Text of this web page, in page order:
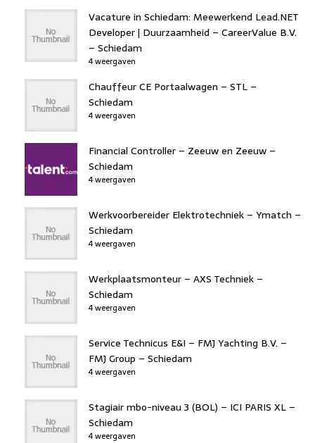
Vacature in Schiedam: Meewerkend Lead.NET
Developer | Duurzaamheid – CareerValue B.V.
– Schiedam
4 weergaven
Chauffeur CE Portaalwagen – STL –
Schiedam
4 weergaven
Financial Controller – Zeeuw en Zeeuw –
Schiedam
4 weergaven
Werkvoorbereider Elektrotechniek – Ymatch –
Schiedam
4 weergaven
Werkplaatsmonteur – AXS Techniek –
Schiedam
4 weergaven
Service Technicus E&I – FMJ Yachting B.V. –
FMJ Group – Schiedam
4 weergaven
Stagiair mbo-niveau 3 (BOL) – ICI PARIS XL –
Schiedam
4 weergaven